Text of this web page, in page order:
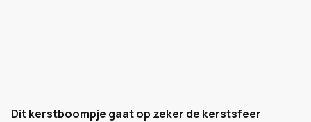
Dit kerstboompje gaat op zeker de kerstsfeer